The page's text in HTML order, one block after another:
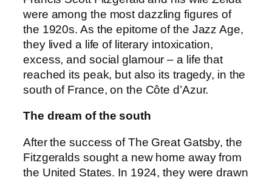
were among the most dazzling figures of
the 1920s. As the epitome of the Jazz Age,
they lived a life of literary intoxication,
excess, and social glamour – a life that
reached its peak, but also its tragedy, in the
south of France, on the Côte d’Azur.
The dream of the south
After the success of The Great Gatsby, the
Fitzgeralds sought a new home away from
the United States. In 1924, they were drawn